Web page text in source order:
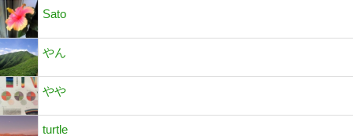
Sato
やん
やや
turtle